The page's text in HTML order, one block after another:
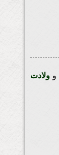
و ولادت